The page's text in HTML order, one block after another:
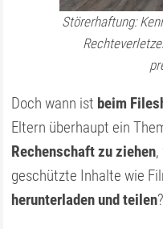
Störerhaftung:
Doch wann ist beim
Eltern überhaupt ein
Rechenschaft zu ziehen
geschützte Inhalte wie
herunterladen und teilen?